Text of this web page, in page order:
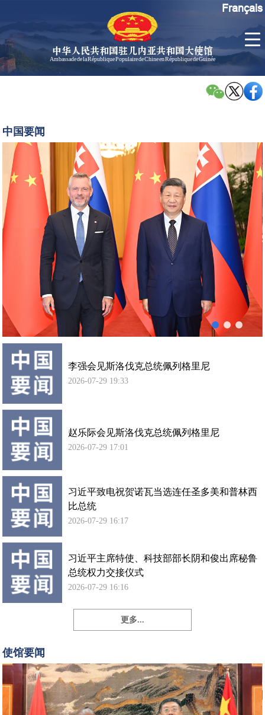
中华人民共和国驻几内亚共和国大使馆
Ambassade de la République Populaire de Chine en République de Guinée
孙勇大
孙勇大
使简历
中国历
任驻几
内亚大
使
息
使馆领
导及部
门负责
联系方
了
解
Français
中国要闻
近
平
同
斯
洛
尼
会
谈
李强会见斯洛伐克总统佩列格里尼
2026-07-29 19:33
赵乐际会见斯洛伐克总统佩列格里尼
2026-07-29 17:01
习近平致电祝贺诺瓦当选连任圣多美和普林西
比总统
2026-07-29 16:17
习近平主席特使、科技部部长阴和俊出席秘鲁
总统权力交接仪式
2026-07-29 16:16
更多...
使馆要闻
勇
大